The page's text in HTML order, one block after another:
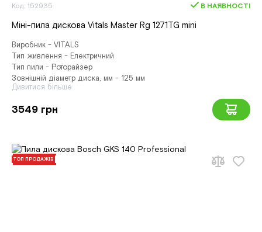
Код: 152935 В НАЯВНОСТІ
Міні-пила дискова Vitals Master Rg 1271TG mini
Виробник - VITALS
Тип живлення - Електричний
Тип пили - Роторайзер
Зовнішній діаметр диска, мм - 125 мм
Дивитися більше
3549 грн
ТОП ПРОДАЖІВ